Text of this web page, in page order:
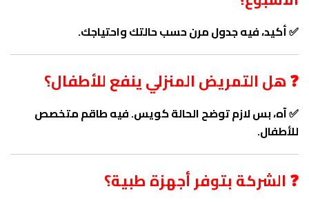
✅ أكيد، فيه جدول مرن حسب حالتك واحتياجك.
❓ هل التمريض المنزلي ينفع للأطفال؟
✅ آه، بس لازم توضح الحالة كويس. فيه طاقم متخصص
للأطفال.
❓ الشركة بتوفر أجهزة طبية؟